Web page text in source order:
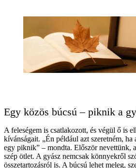
Egy közös búcsú – piknik a
A feleségem is csatlakozott, és végül ő is
kívánságait. „Én például azt szeretném, ha
egy piknik” – mondta. Először nevettünk,
szép ötlet. A gyász nemcsak könnyekről
összetartozásról is. A búcsú lehet meleg,